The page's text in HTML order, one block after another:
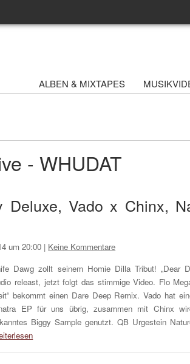
ALBEN & MIXTAPES
- WHUDAT
Vado x Chinx,
um 20:00 | Keine Kommentare
Dawg zollt seinem Homie Dilla Tribut! „Dear
releast, jetzt folgt das stimmige Video. Flo
bekommt einen Dare Deep Remix. Vado hat
EP für uns übrig, zusammen mit Chinx
Biggy Sample genutzt. QB Urgestein